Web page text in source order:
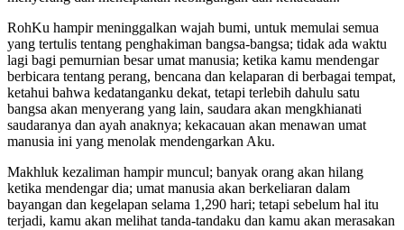
RohKu hampir meninggalkan wajah bumi, untuk memulai semua
yang tertulis tentang penghakiman bangsa-bangsa; tidak ada waktu
lagi bagi pemurnian besar umat manusia; ketika kamu mendengar
berbicara tentang perang, bencana dan kelaparan di berbagai tempat,
ketahui bahwa kedatanganku dekat, tetapi terlebih dahulu satu
bangsa akan menyerang yang lain, saudara akan mengkhianati
saudaranya dan ayah anaknya; kekacauan akan menawan umat
manusia ini yang menolak mendengarkan Aku.
Makhluk kezaliman hampir muncul; banyak orang akan hilang
ketika mendengar dia; umat manusia akan berkeliaran dalam
bayangan dan kegelapan selama 1,290 hari; tetapi sebelum hal itu
terjadi, kamu akan melihat tanda-tandaku dan kamu akan merasakan